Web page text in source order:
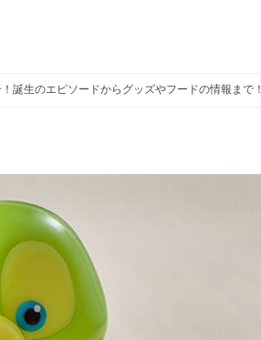
誕生のエピソードからグッズやフードの情報まで！